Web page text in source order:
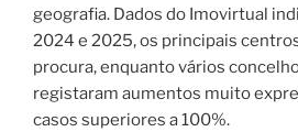
geografia. Dados do Imovirtual
2024 e 2025, os principais
procura, enquanto vários
registaram aumentos muito
casos superiores a 100%.